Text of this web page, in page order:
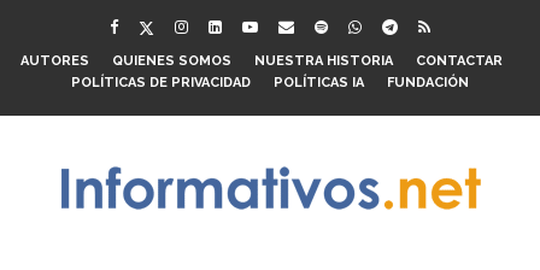
AUTORES QUIENES SOMOS NUESTRA HISTORIA
CONTACTAR
POLÍTICAS DE PRIVACIDAD
POLÍTICAS IA FUNDACIÓN